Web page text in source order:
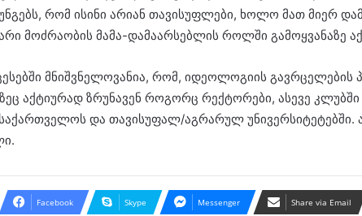
რომ ისინი არიან თავისუფლები, ხოლო მათ მიერ
მოძრაობის მამა-დამაარსებლის როლში გამოყვანაზე
მნიშვნელოვანია, რომ, იდეოლოგიის
აქტიურად ზრუნავენ როგორც რექტორები, ასევე
და თავისუფალ/აგრარულ უნივერსიტეტებში.
Facebook Skype Messenger Share via Email